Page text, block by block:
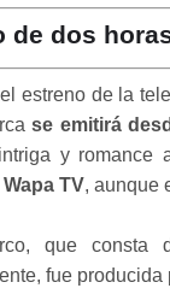
de dos
estreno de la
se emitirá
y romance
Wapa TV, aunque
que consta
fue producida